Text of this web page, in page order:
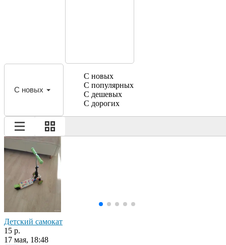
С новых
С новых
С популярных
С дешевых
С дорогих
Детский самокат
15 р.
17 мая, 18:48